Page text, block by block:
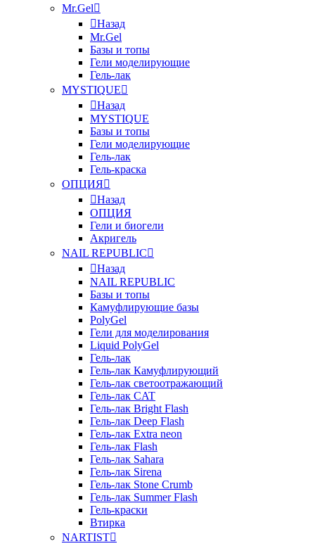
Mr.Gel
Назад
Mr.Gel
Базы и топы
Гели моделирующие
Гель-лак
MYSTIQUE
Назад
MYSTIQUE
Базы и топы
Гели моделирующие
Гель-лак
Гель-краска
ОПЦИЯ
Назад
ОПЦИЯ
Гели и биогели
Акригель
NAIL REPUBLIC
Назад
NAIL REPUBLIC
Базы и топы
Камуфлирующие базы
PolyGel
Гели для моделирования
Liquid PolyGel
Гель-лак
Гель-лак Камуфлирующий
Гель-лак светоотражающий
Гель-лак CAT
Гель-лак Bright Flash
Гель-лак Deep Flash
Гель-лак Extra neon
Гель-лак Flash
Гель-лак Sahara
Гель-лак Sirena
Гель-лак Stone Crumb
Гель-лак Summer Flash
Гель-краски
Втирка
NARTIST